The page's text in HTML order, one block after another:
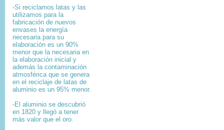
-Si reciclamos latas y las
utilizamos para la
fabricación de nuevos
envases la energía
necesaria para su
elaboración es un 90%
menor que la necesaria en
la elaboración inicial y
además la contaminación
atmosférica que se genera
en el reciclaje de latas de
aluminio es un 95% menor.
-El aluminio se descubrió
en 1820 y llegó a tener
más valor que el oro.